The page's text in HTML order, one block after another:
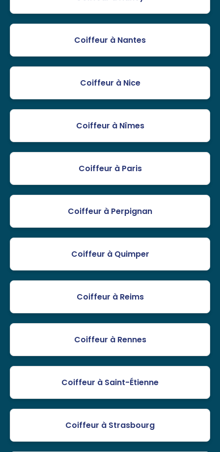
Coiffeur à Nantes
Coiffeur à Nice
Coiffeur à Nîmes
Coiffeur à Paris
Coiffeur à Perpignan
Coiffeur à Quimper
Coiffeur à Reims
Coiffeur à Rennes
Coiffeur à Saint-Étienne
Coiffeur à Strasbourg